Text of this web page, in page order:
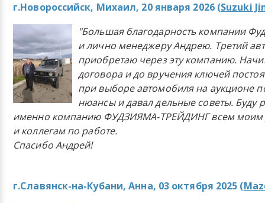
г.Новороссийск, Михаил, 20 января 2026 (Suzuki
"Большая благодарность компании
и лично менеджеру Андрею. Третий
приобретаю через эту компанию.
договора и до вручения ключей
при выборе автомобиля на аукционе
нюансы и давал дельные советы. Буду
именно компанию ФУДЗИЯМА-ТРЕЙДИНГ всем моим
и коллегам по работе.
Спасибо Андрей!
г.Славянск-на-Кубани, Анна, 03 октября 2025 (